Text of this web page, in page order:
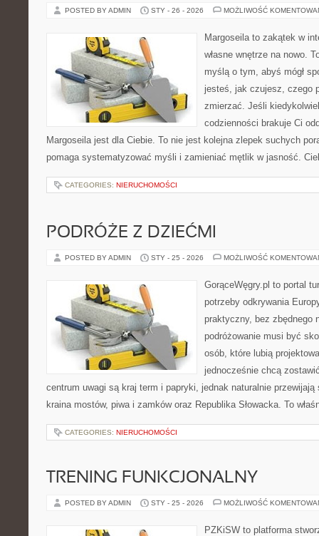
POSTED BY ADMIN STY - 26 - 2026 MOŻLIWOŚĆ
Margoseila to zakątek w
własne wnętrze na nowo.
myślą o tym, abyś mógł
jesteś, jak czujesz, czego
zmierzać. Jeśli
codzienności brakuje Ci
Margoseila jest dla Ciebie. To nie jest kolejna zlepek suchych
pomaga systematyzować myśli i zamieniać mętlik w jasność.
CATEGORIES: NIERUCHOMOŚCI
PODRÓŻE Z DZIEĆMI
POSTED BY ADMIN STY - 25 - 2026 MOŻLIWOŚĆ
GorąceWęgry.pl to portal
potrzeby odkrywania
praktyczny, bez zbędnego
podróżowanie musi być
osób, które lubią
jednocześnie chcą
centrum uwagi są kraj term i papryki, jednak naturalnie
kraina mostów, piwa i zamków oraz Republika Słowacka. To
CATEGORIES: NIERUCHOMOŚCI
TRENING FUNKCJONALNY
POSTED BY ADMIN STY - 25 - 2026 MOŻLIWOŚĆ
PZKiSW to platforma